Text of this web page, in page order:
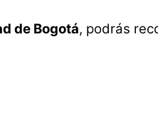
de Bogotá, podrás